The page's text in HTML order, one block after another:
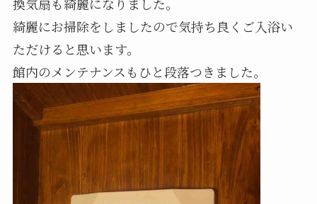
綺麗にお掃除をしましたので気持ち良くご入浴い
ただけると思います。
館内のメンテナンスもひと段落つきました。